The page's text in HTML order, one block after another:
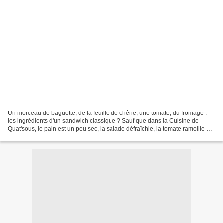
Un morceau de baguette, de la feuille de chêne, une tomate, du fromage :
les ingrédients d'un sandwich classique ? Sauf que dans la Cuisine de
Quat'sous, le pain est un peu sec, la salade défraîchie, la tomate ramollie et